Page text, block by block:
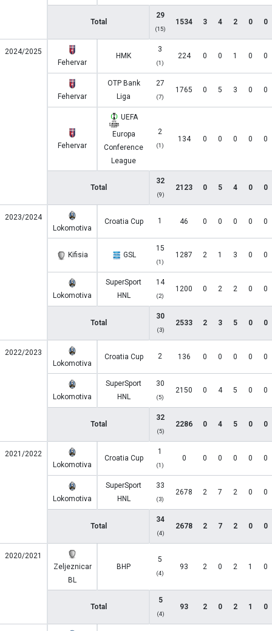
Total
29
(15)
1534 3 4 2 0 0
2024/2025
Fehervar
HMK
3
(1)
224 0 0 1 0 0
Fehervar
OTP Bank
Liga
27
(7)
1765 0 5 3 0 0
Fehervar
UEFA
Europa
Conference
League
2
(1)
134 0 0 0 0 0
Total
32
(9)
2123 0 5 4 0 0
2023/2024
Lokomotiva
Croatia Cup 1 46 0 0 0 0 0
Kifisia GSL
15
(1)
1287 2 1 3 0 0
Lokomotiva
SuperSport
HNL
14
(2)
1200 0 2 2 0 0
Total
30
(3)
2533 2 3 5 0 0
2022/2023
Lokomotiva
Croatia Cup 2 136 0 0 0 0 0
Lokomotiva
SuperSport
HNL
30
(5)
2150 0 4 5 0 0
Total
32
(5)
2286 0 4 5 0 0
2021/2022
Lokomotiva
Croatia Cup
1
(1)
0 0 0 0 0 0
Lokomotiva
SuperSport
HNL
33
(3)
2678 2 7 2 0 0
Total
34
(4)
2678 2 7 2 0 0
2020/2021
Zeljeznicar
BL
BHP
5
(4)
93 2 0 2 1 0
Total
5
(4)
93 2 0 2 1 0